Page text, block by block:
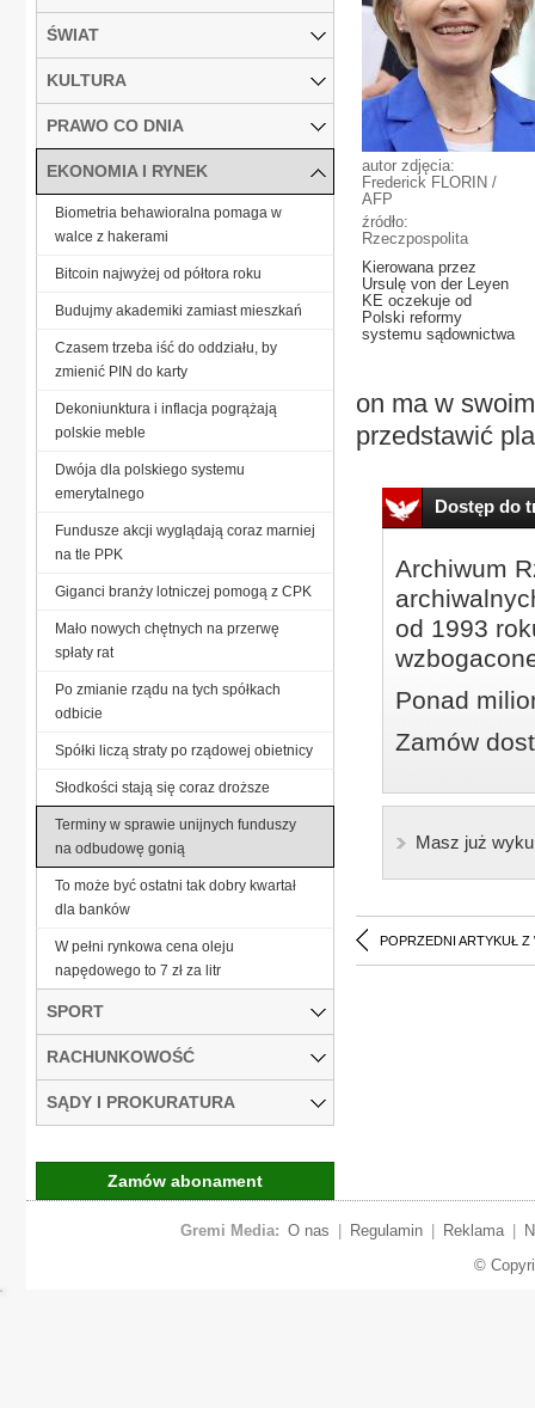
autor zdjęcia:
Frederick FLORIN /
AFP
źródło:
Rzeczpospolita
Kierowana przez
Ursulę von der Leyen
KE oczekuje od
Polski reformy
systemu sądownictwa
on ma w
przedstawić
Dostęp do
Archiwum
od 1993
Ponad
Zamów
Masz już
POPRZEDNI ARTYKUŁ Z
ŚWIAT
KULTURA
PRAWO CO DNIA
EKONOMIA I RYNEK
Biometria behawioralna pomaga w
walce z hakerami
Bitcoin najwyżej od półtora roku
Budujmy akademiki zamiast mieszkań
Czasem trzeba iść do oddziału, by
zmienić PIN do karty
Dekoniunktura i inflacja pogrążają
polskie meble
Dwója dla polskiego systemu
emerytalnego
Fundusze akcji wyglądają coraz marniej
na tle PPK
Giganci branży lotniczej pomogą z CPK
Mało nowych chętnych na przerwę
spłaty rat
Po zmianie rządu na tych spółkach
odbicie
Spółki liczą straty po rządowej obietnicy
Słodkości stają się coraz droższe
Terminy w sprawie unijnych funduszy
na odbudowę gonią
To może być ostatni tak dobry kwartał
dla banków
W pełni rynkowa cena oleju
napędowego to 7 zł za litr
SPORT
RACHUNKOWOŚĆ
SĄDY I PROKURATURA
Zamów abonament
Gremi Media: O nas Regulamin Reklama
©